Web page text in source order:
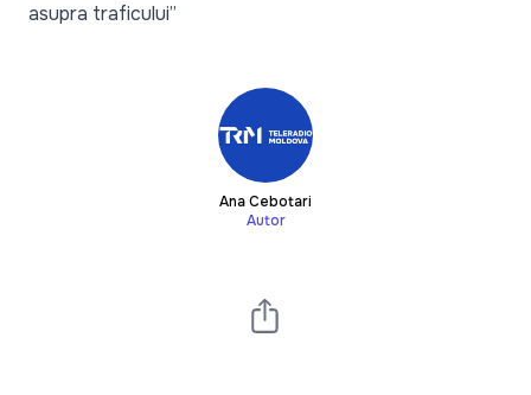
asupra traficului”
Ana Cebotari
Autor